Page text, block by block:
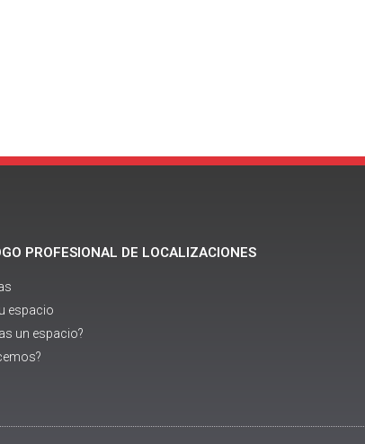
PROFESIONAL DE LOCALIZACIONES
espacio
un espacio?